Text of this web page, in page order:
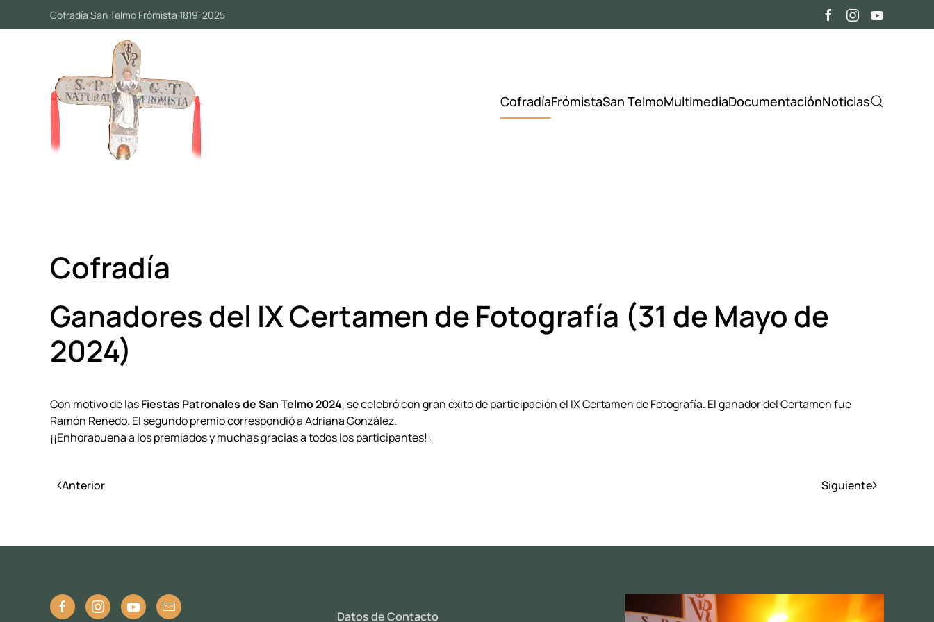
Skip to main content
Cofradía San Telmo Frómista 1819-2025
CofradíaFrómistaSan TelmoMultimediaDocumentaciónNoticias
Cofradía
Ganadores del IX Certamen de Fotografía (31 de Mayo de
2024)
Con motivo de lasFiestas Patronales de San Telmo 2024, se celebró con gran éxito de participación el IX Certamen de Fotografía. El ganador del Certamen fue
Ramón Renedo. El segundo premio correspondió a Adriana González.
¡¡Enhorabuena a los premiados y muchas gracias a todos los participantes!!
Anterior Siguiente
Datos de Contacto